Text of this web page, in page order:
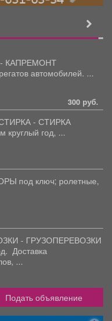
КАПРЕМОНТ
автомобилей. ...
300 руб.
- СТИРКА
круглый год, ...
под ключ; ролетные,
- ГРУЗОПЕРЕВОЗКИ
Доставка
...
Подать объявление